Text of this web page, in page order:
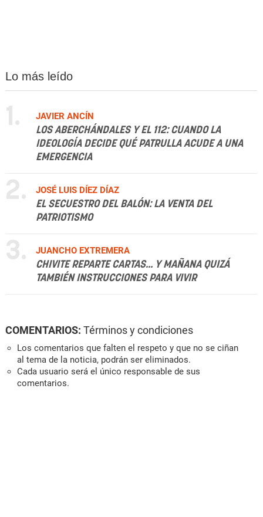
Lo más leído
1.
JAVIER ANCÍN
LOS ABERCHÁNDALES Y EL 112: CUANDO LA
IDEOLOGÍA DECIDE QUÉ PATRULLA ACUDE A UNA
EMERGENCIA
2.
JOSÉ LUIS DÍEZ DÍAZ
EL SECUESTRO DEL BALÓN: LA VENTA DEL
PATRIOTISMO
3.
JUANCHO EXTREMERA
CHIVITE REPARTE CARTAS... Y MAÑANA QUIZÁ
TAMBIÉN INSTRUCCIONES PARA VIVIR
COMENTARIOS: Términos y condiciones
Los comentarios que falten el respeto y que no se ciñan
al tema de la noticia, podrán ser eliminados.
Cada usuario será el único responsable de sus
comentarios.